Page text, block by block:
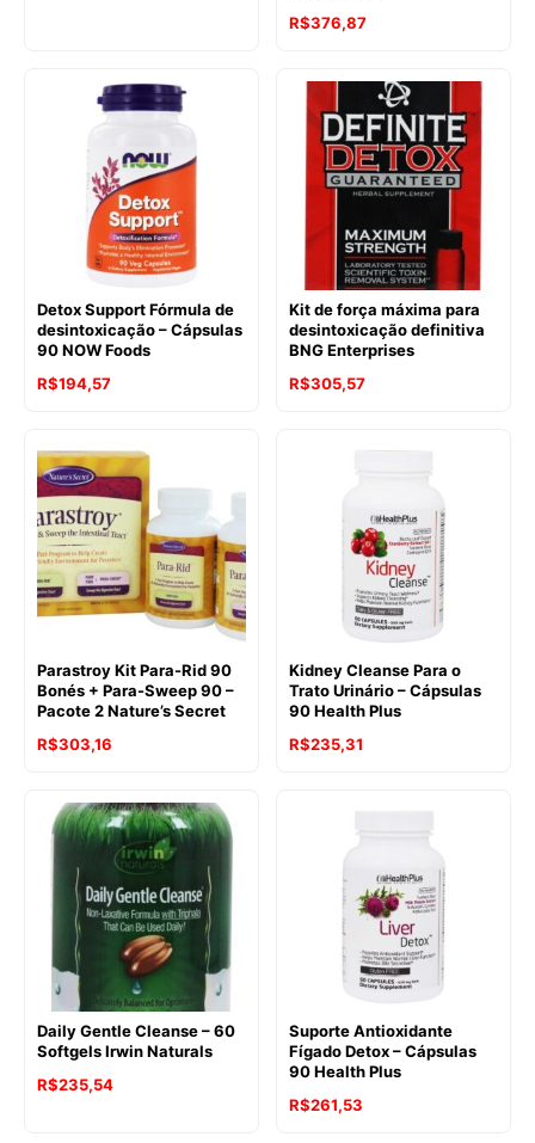
R$376,87
Detox Support Fórmula de
desintoxicação – Cápsulas
90 NOW Foods
R$194,57
Kit de força máxima para
desintoxicação definitiva
BNG Enterprises
R$305,57
Parastroy Kit Para-Rid 90
Bonés + Para-Sweep 90 –
Pacote 2 Nature’s Secret
R$303,16
Kidney Cleanse Para o
Trato Urinário – Cápsulas
90 Health Plus
R$235,31
Daily Gentle Cleanse – 60
Softgels Irwin Naturals
R$235,54
Suporte Antioxidante
Fígado Detox – Cápsulas
90 Health Plus
R$261,53